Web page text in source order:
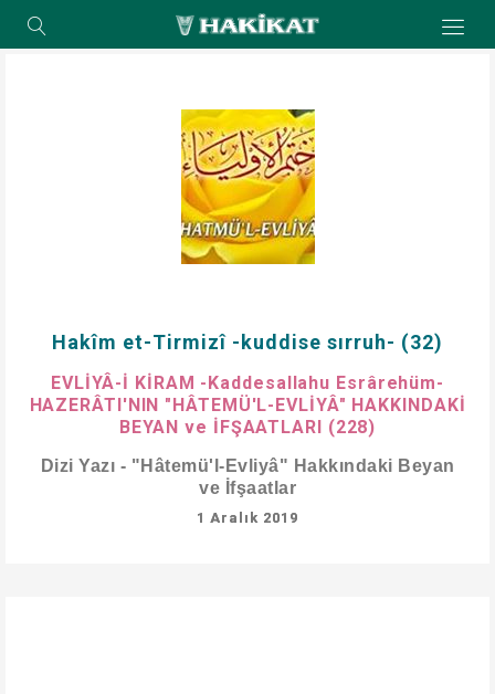
Hakîm et-Tirmizî -kuddise sırruh- (32)
EVLİYÂ-İ KİRAM -Kaddesallahu Esrârehüm-
HAZERÂTI'NIN "HÂTEMÜ'L-EVLİYÂ" HAKKINDAKİ
BEYAN ve İFŞAATLARI (228)
Dizi Yazı - "Hâtemü'l-Evliyâ" Hakkındaki Beyan
ve İfşaatlar
1 Aralık 2019